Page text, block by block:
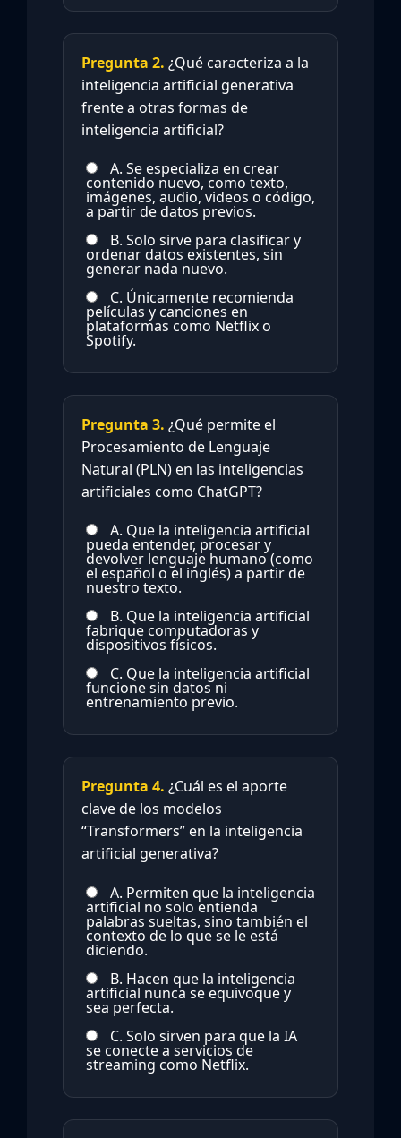
Pregunta 2. ¿Qué caracteriza a la
inteligencia artificial generativa
frente a otras formas de
inteligencia artificial?
A. Se especializa en crear
contenido nuevo, como texto,
imágenes, audio, videos o código,
a partir de datos previos.
B. Solo sirve para clasificar y
ordenar datos existentes, sin
generar nada nuevo.
C. Únicamente recomienda
películas y canciones en
plataformas como Netflix o
Spotify.
Pregunta 3. ¿Qué permite el
Procesamiento de Lenguaje
Natural (PLN) en las inteligencias
artificiales como ChatGPT?
A. Que la inteligencia artificial
pueda entender, procesar y
devolver lenguaje humano (como
el español o el inglés) a partir de
nuestro texto.
B. Que la inteligencia artificial
fabrique computadoras y
dispositivos físicos.
C. Que la inteligencia artificial
funcione sin datos ni
entrenamiento previo.
Pregunta 4. ¿Cuál es el aporte
clave de los modelos
“Transformers” en la inteligencia
artificial generativa?
A. Permiten que la inteligencia
artificial no solo entienda
palabras sueltas, sino también el
contexto de lo que se le está
diciendo.
B. Hacen que la inteligencia
artificial nunca se equivoque y
sea perfecta.
C. Solo sirven para que la IA
se conecte a servicios de
streaming como Netflix.